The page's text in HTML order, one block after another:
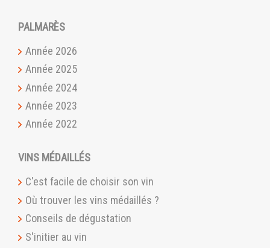
PALMARÈS
Année 2026
Année 2025
Année 2024
Année 2023
Année 2022
VINS MÉDAILLÉS
C'est facile de choisir son vin
Où trouver les vins médaillés ?
Conseils de dégustation
S'initier au vin